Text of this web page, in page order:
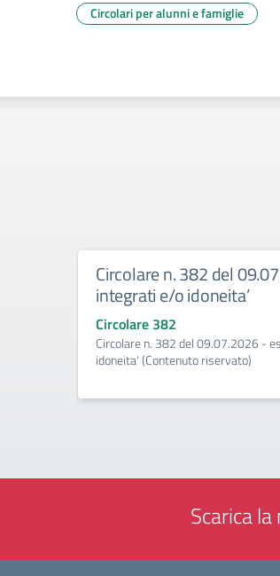
Circolari per alunni e famiglie
Circolare n. 382 del
integrati e/o idoneita’
Circolare 382
Circolare n. 382 del 09.07.2026 -
idoneita' (Contenuto riservato)
Scarica